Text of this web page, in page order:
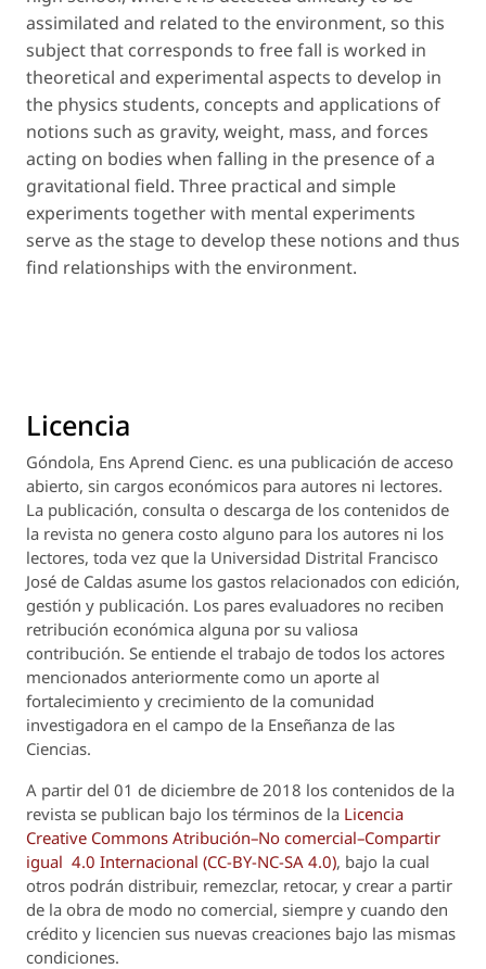
assimilated and related to the environment, so this
subject that corresponds to free fall is worked in
theoretical and experimental aspects to develop in
the physics students, concepts and applications of
notions such as gravity, weight, mass, and forces
acting on bodies when falling in the presence of a
gravitational field. Three practical and simple
experiments together with mental experiments
serve as the stage to develop these notions and thus
find relationships with the environment.
Licencia
Góndola, Ens Aprend Cienc. es una publicación de acceso
abierto, sin cargos económicos para autores ni lectores.
La publicación, consulta o descarga de los contenidos de
la revista no genera costo alguno para los autores ni los
lectores, toda vez que la Universidad Distrital Francisco
José de Caldas asume los gastos relacionados con edición,
gestión y publicación. Los pares evaluadores no reciben
retribución económica alguna por su valiosa
contribución. Se entiende el trabajo de todos los actores
mencionados anteriormente como un aporte al
fortalecimiento y crecimiento de la comunidad
investigadora en el campo de la Enseñanza de las
Ciencias.
A partir del 01 de diciembre de 2018 los contenidos de la
revista se publican bajo los términos de la Licencia
Creative Commons Atribución–No comercial–Compartir
igual 4.0 Internacional (CC-BY-NC-SA 4.0), bajo la cual
otros podrán distribuir, remezclar, retocar, y crear a partir
de la obra de modo no comercial, siempre y cuando den
crédito y licencien sus nuevas creaciones bajo las mismas
condiciones.